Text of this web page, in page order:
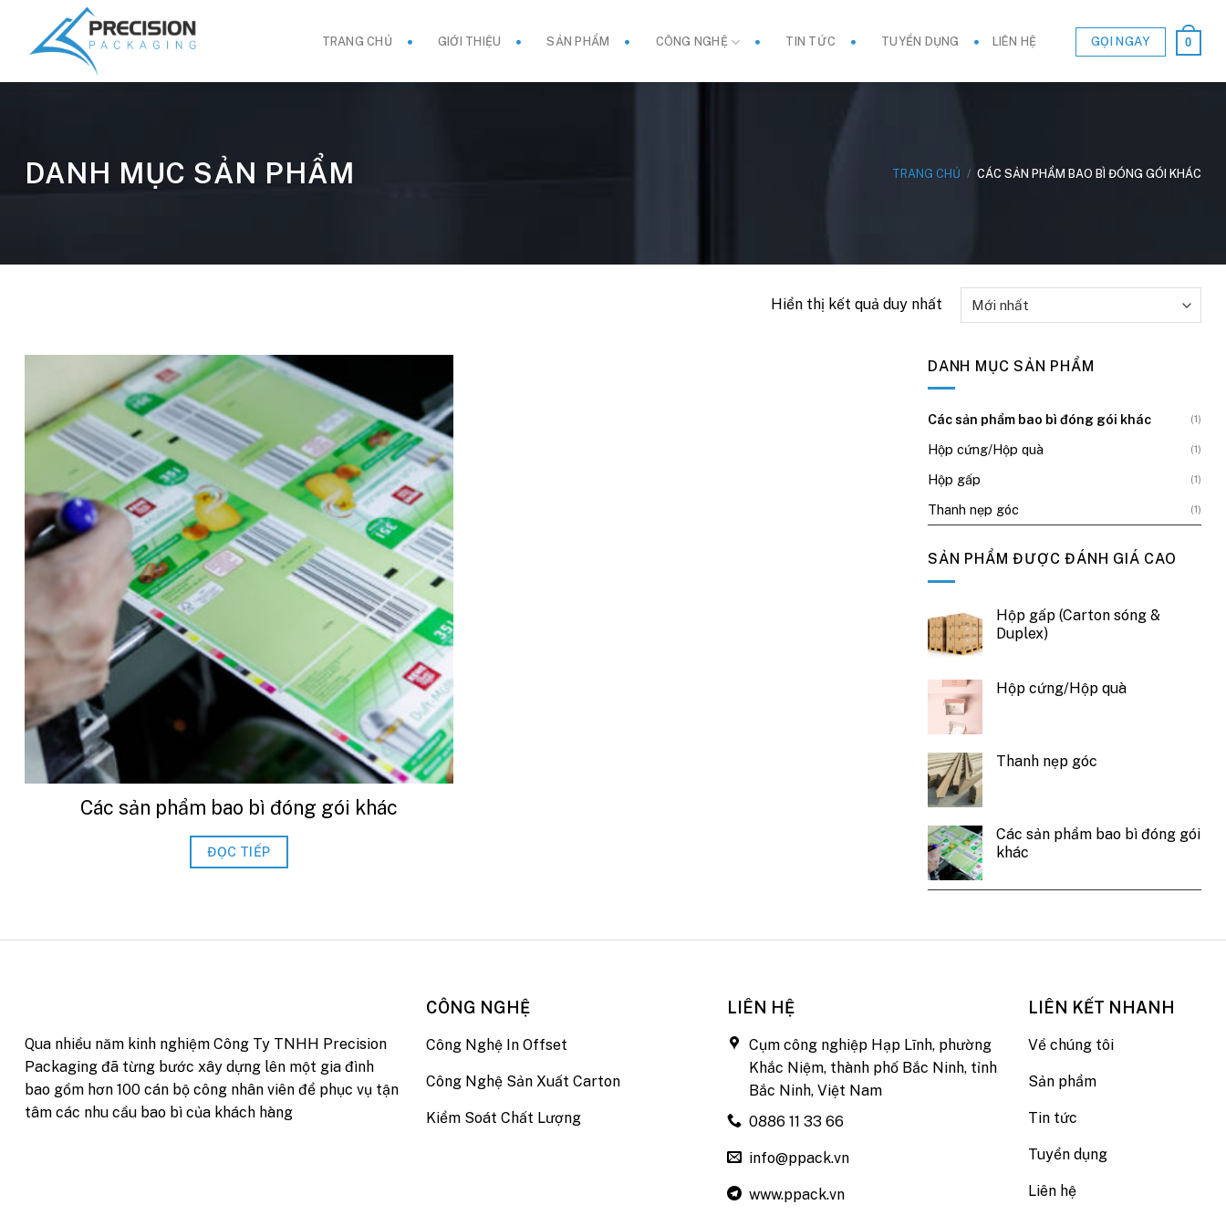
dung
TRANG CHỦ GIỚI THIỆU SẢN PHẨM CÔNG NGHỆ TIN TỨC TUYỂN DỤNG LIÊN HỆ GỌI NGAY 0
DANH MỤC SẢN PHẨM TRANG CHỦ / CÁC SẢN PHẨM BAO BÌ ĐÓNG GÓI KHÁC
Hiển thị kết quả duy nhất
Các sản phẩm bao bì đóng gói khác
ĐỌC TIẾP
DANH MỤC SẢN PHẨM
Các sản phẩm bao bì đóng gói khác (1)
Hộp cứng/Hộp quà (1)
Hộp gấp (1)
Thanh nẹp góc (1)
SẢN PHẨM ĐƯỢC ĐÁNH GIÁ CAO
Hộp gấp (Carton sóng &
Duplex)
Hộp cứng/Hộp quà
Thanh nẹp góc
Các sản phẩm bao bì đóng gói
khác
Qua nhiều năm kinh nghiệm Công Ty TNHH Precision
Packaging đã từng bước xây dựng lên một gia đình
bao gồm hơn 100 cán bộ công nhân viên để phục vụ tận
tâm các nhu cầu bao bì của khách hàng
CÔNG NGHỆ
Công Nghệ In Offset
Công Nghệ Sản Xuất Carton
Kiểm Soát Chất Lượng
LIÊN HỆ
Cụm công nghiệp Hạp Lĩnh, phường
Khắc Niệm, thành phố Bắc Ninh, tỉnh
Bắc Ninh, Việt Nam
0886 11 33 66
info@ppack.vn
www.ppack.vn
LIÊN KẾT NHANH
Về chúng tôi
Sản phẩm
Tin tức
Tuyển dụng
Liên hệ